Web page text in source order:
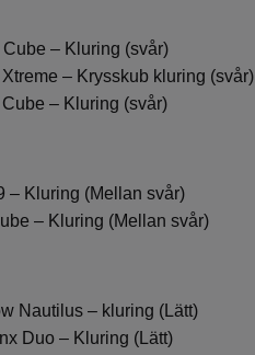
Cube – Kluring (svår)
– Krysskub kluring (svår)
Cube – Kluring (svår)
– Kluring (Mellan svår)
– Kluring (Mellan svår)
Nautilus – kluring (Lätt)
Duo – Kluring (Lätt)